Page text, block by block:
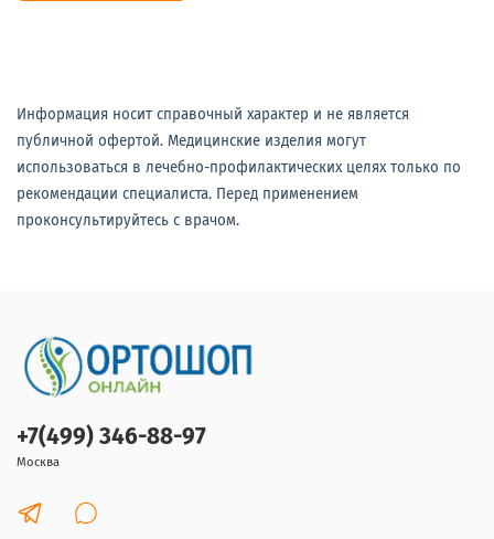
Информация носит справочный характер и не является
публичной офертой. Медицинские изделия могут
использоваться в лечебно-профилактических целях только по
рекомендации специалиста. Перед применением
проконсультируйтесь с врачом.
+7(499) 346-88-97
Москва